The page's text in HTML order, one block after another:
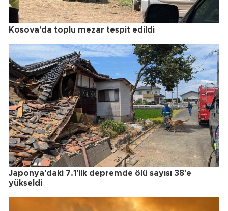
Kosova'da toplu mezar tespit edildi
Japonya'daki 7.1'lik depremde ölü sayısı 38'e
yükseldi